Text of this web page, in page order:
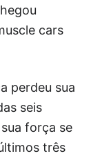
cars
perdeu sua
seis
força se
três